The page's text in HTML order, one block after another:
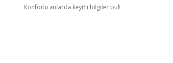
Konforlu anlarda keyifli bilgiler bul!